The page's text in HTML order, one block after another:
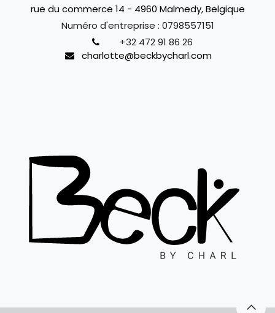
rue du commerce 14 - 4960 Malmedy, Belgique
Numéro d'entreprise : 0798557151
+32 472 91 86 26
charlotte@beckbycharl.com